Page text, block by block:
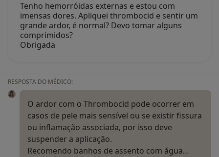
Tenho hemorróidas externas e estou com
imensas dores. Apliquei thrombocid e sentir um
grande ardor, é normal? Devo tomar alguns
comprimidos?
Obrigada
RESPOSTA DO MÉDICO:
O ardor com o Thrombocid pode ocorrer em
casos de pele mais sensível ou se existir fissura
ou inflamação associada, por isso deve
suspender a aplicação.
Recomendo banhos de assento com água…